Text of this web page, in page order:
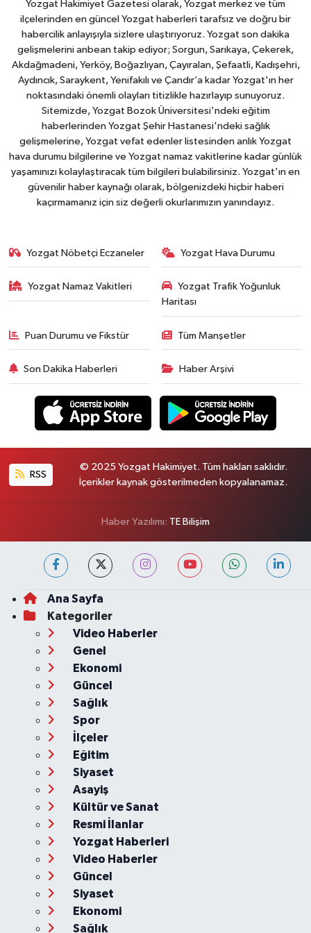
Yozgat Hakimiyet Gazetesi olarak, Yozgat merkez ve tüm
ilçelerinden en güncel Yozgat haberleri tarafsız ve doğru bir
habercilik anlayışıyla sizlere ulaştırıyoruz. Yozgat son dakika
gelişmelerini anbean takip ediyor; Sorgun, Sarıkaya, Çekerek,
Akdağmadeni, Yerköy, Boğazlıyan, Çayıralan, Şefaatli, Kadışehri,
Aydıncık, Saraykent, Yenifakılı ve Çandır’a kadar Yozgat'ın her
noktasındaki önemli olayları titizlikle hazırlayıp sunuyoruz.
Sitemizde, Yozgat Bozok Üniversitesi'ndeki eğitim
haberlerinden Yozgat Şehir Hastanesi'ndeki sağlık
gelişmelerine, Yozgat vefat edenler listesinden anlık Yozgat
hava durumu bilgilerine ve Yozgat namaz vakitlerine kadar günlük
yaşamınızı kolaylaştıracak tüm bilgileri bulabilirsiniz. Yozgat'ın en
güvenilir haber kaynağı olarak, bölgenizdeki hiçbir haberi
kaçırmamanız için siz değerli okurlarımızın yanındayız.
Yozgat Nöbetçi Eczaneler Yozgat Hava Durumu
Yozgat Namaz Vakitleri
Yozgat Trafik Yoğunluk
Haritası
Puan Durumu ve Fikstür Tüm Manşetler
Son Dakika Haberleri Haber Arşivi
RSS
© 2025 Yozgat Hakimiyet. Tüm hakları saklıdır.
İçerikler kaynak gösterilmeden kopyalanamaz.
Haber Yazılımı: TE Bilişim
Ana Sayfa
Kategoriler
Video Haberler
Genel
Ekonomi
Güncel
Sağlık
Spor
İlçeler
Eğitim
Siyaset
Asayiş
Kültür ve Sanat
Resmi İlanlar
Yozgat Haberleri
Video Haberler
Güncel
Siyaset
Ekonomi
Sağlık